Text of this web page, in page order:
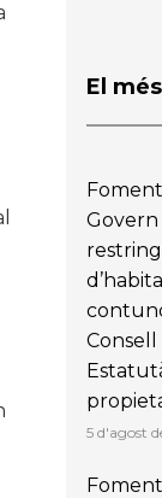
El
Consell
5 d'agost